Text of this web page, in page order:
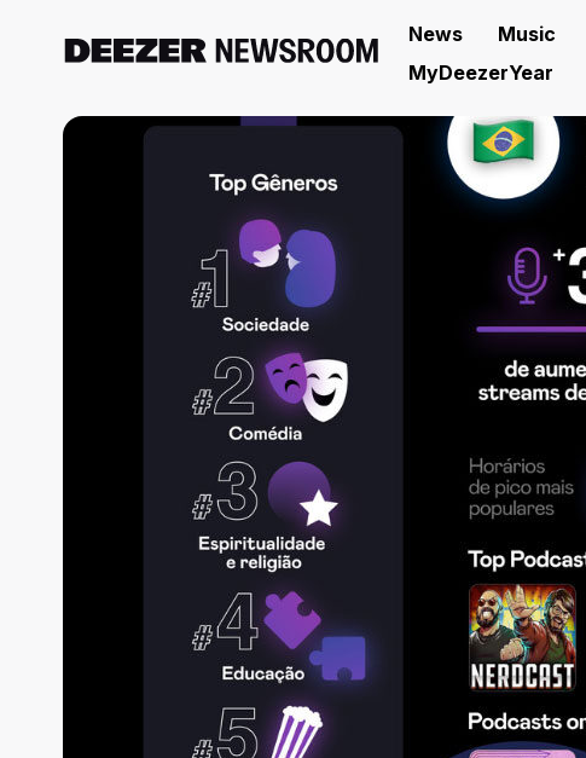
News Music
MyDeezerYear